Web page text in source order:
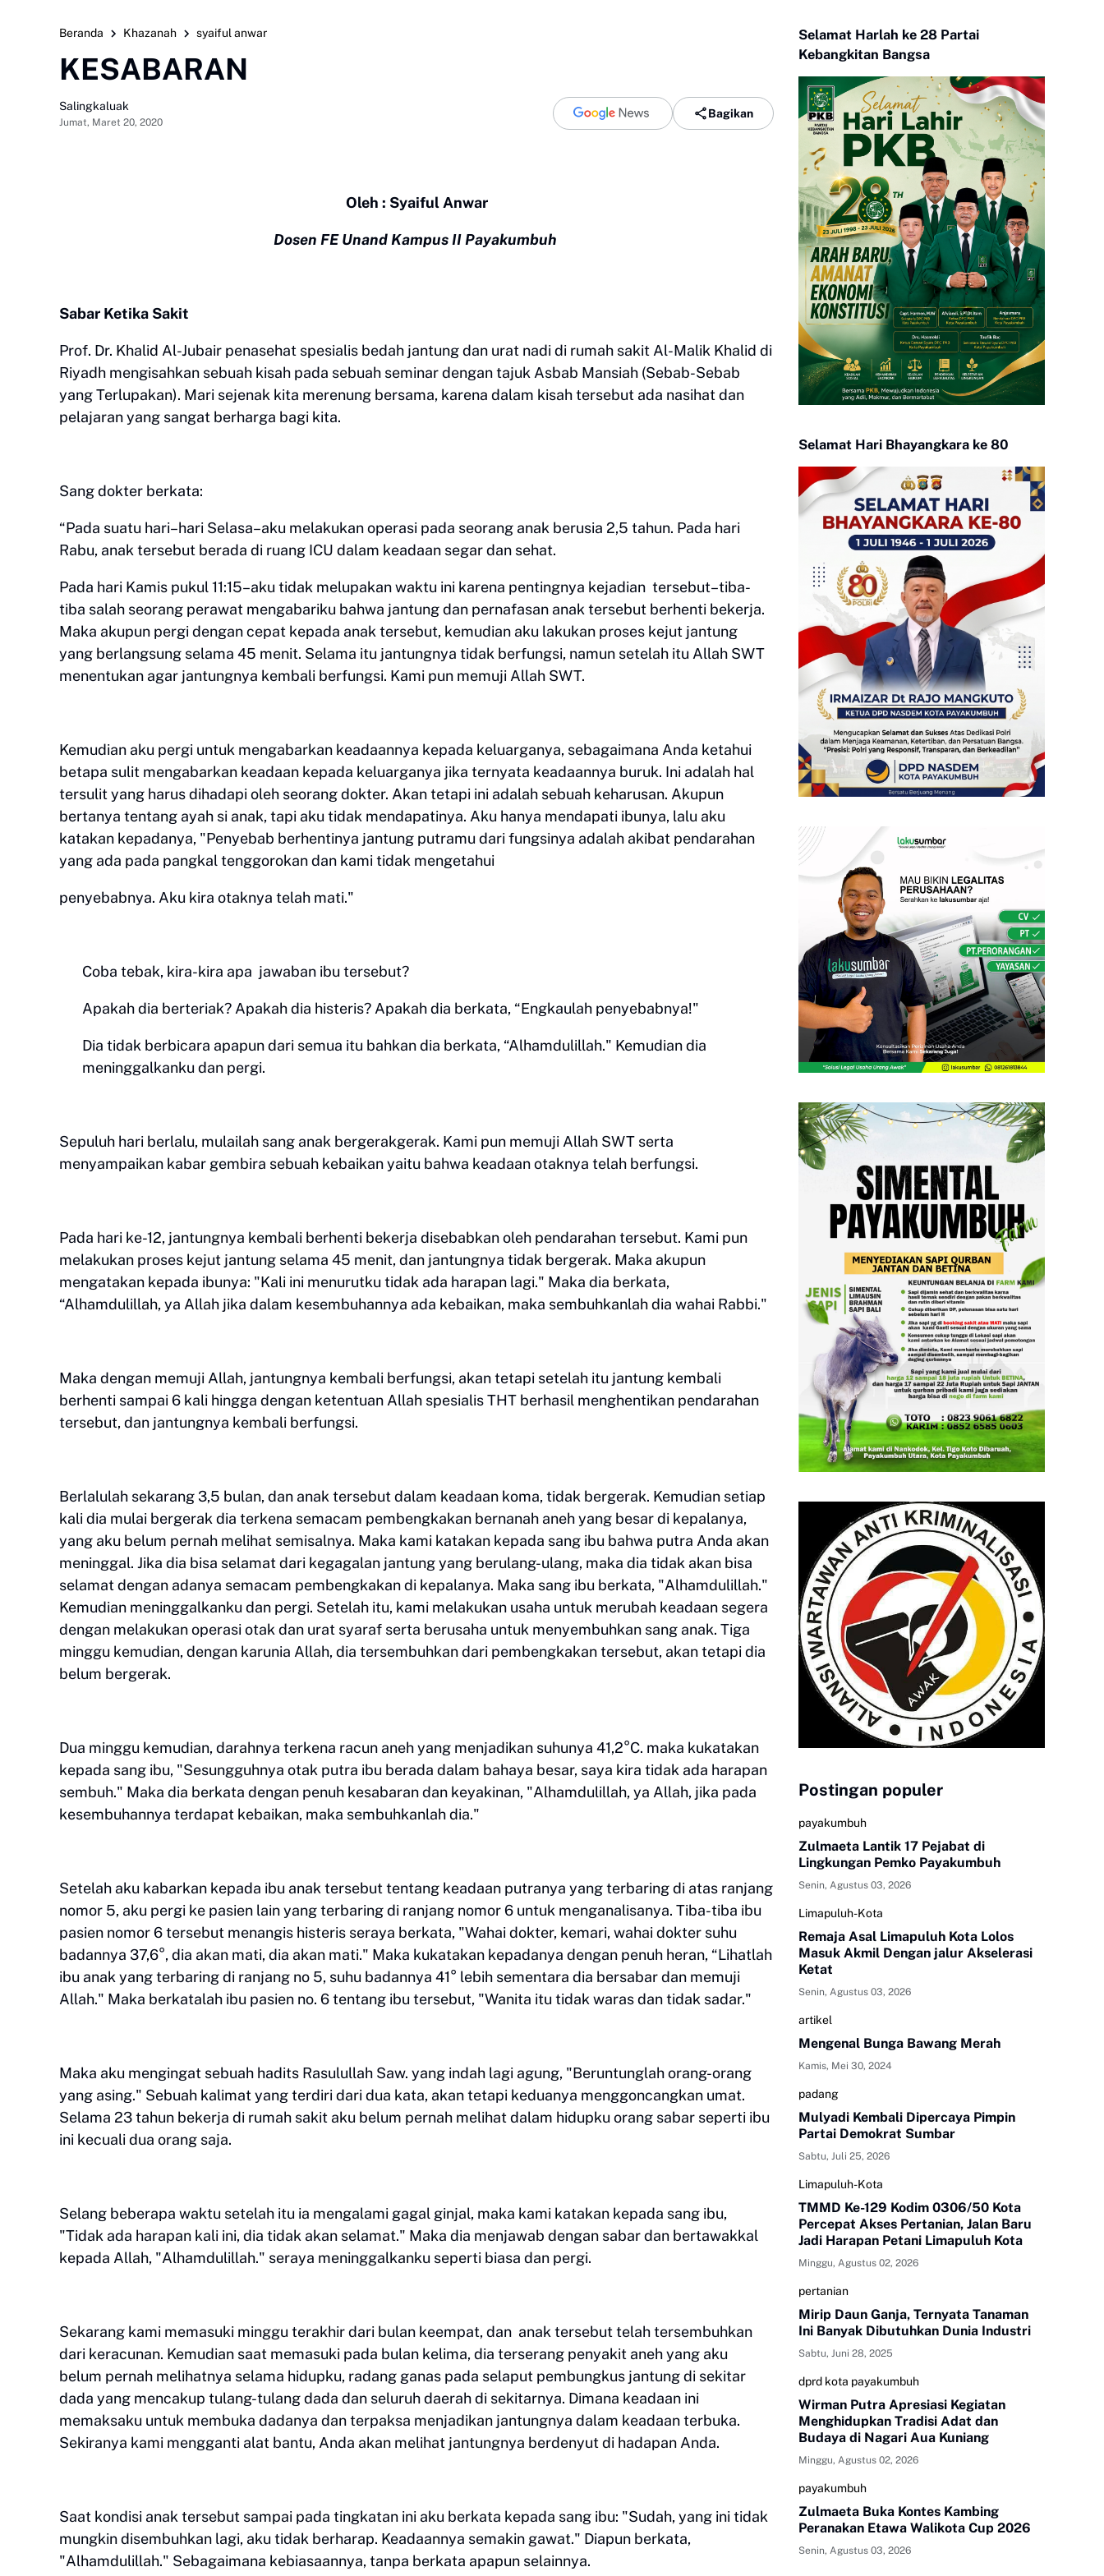
Beranda Khazanah syaiful anwar
KESABARAN
Salingkaluak
Jumat, Maret 20, 2020
Bagikan
Oleh : Syaiful Anwar
Dosen FE Unand Kampus II Payakumbuh
Sabar Ketika Sakit
Prof. Dr. Khalid Al-Jubair penasehat spesialis bedah jantung dan urat nadi di rumah sakit Al-Malik Khalid di
Riyadh mengisahkan sebuah kisah pada sebuah seminar dengan tajuk Asbab Mansiah (Sebab-Sebab
yang Terlupakan). Mari sejenak kita merenung bersama, karena dalam kisah tersebut ada nasihat dan
pelajaran yang sangat berharga bagi kita.
Sang dokter berkata:
“Pada suatu hari–hari Selasa–aku melakukan operasi pada seorang anak berusia 2,5 tahun. Pada hari
Rabu, anak tersebut berada di ruang ICU dalam keadaan segar dan sehat.
Pada hari Kamis pukul 11:15–aku tidak melupakan waktu ini karena pentingnya kejadian tersebut–tiba-
tiba salah seorang perawat mengabariku bahwa jantung dan pernafasan anak tersebut berhenti bekerja.
Maka akupun pergi dengan cepat kepada anak tersebut, kemudian aku lakukan proses kejut jantung
yang berlangsung selama 45 menit. Selama itu jantungnya tidak berfungsi, namun setelah itu Allah SWT
menentukan agar jantungnya kembali berfungsi. Kami pun memuji Allah SWT.
Kemudian aku pergi untuk mengabarkan keadaannya kepada keluarganya, sebagaimana Anda ketahui
betapa sulit mengabarkan keadaan kepada keluarganya jika ternyata keadaannya buruk. Ini adalah hal
tersulit yang harus dihadapi oleh seorang dokter. Akan tetapi ini adalah sebuah keharusan. Akupun
bertanya tentang ayah si anak, tapi aku tidak mendapatinya. Aku hanya mendapati ibunya, lalu aku
katakan kepadanya, "Penyebab berhentinya jantung putramu dari fungsinya adalah akibat pendarahan
yang ada pada pangkal tenggorokan dan kami tidak mengetahui
penyebabnya. Aku kira otaknya telah mati."
Coba tebak, kira-kira apa jawaban ibu tersebut?
Apakah dia berteriak? Apakah dia histeris? Apakah dia berkata, “Engkaulah penyebabnya!"
Dia tidak berbicara apapun dari semua itu bahkan dia berkata, “Alhamdulillah." Kemudian dia
meninggalkanku dan pergi.
Sepuluh hari berlalu, mulailah sang anak bergerakgerak. Kami pun memuji Allah SWT serta
menyampaikan kabar gembira sebuah kebaikan yaitu bahwa keadaan otaknya telah berfungsi.
Pada hari ke-12, jantungnya kembali berhenti bekerja disebabkan oleh pendarahan tersebut. Kami pun
melakukan proses kejut jantung selama 45 menit, dan jantungnya tidak bergerak. Maka akupun
mengatakan kepada ibunya: "Kali ini menurutku tidak ada harapan lagi." Maka dia berkata,
“Alhamdulillah, ya Allah jika dalam kesembuhannya ada kebaikan, maka sembuhkanlah dia wahai Rabbi."
Maka dengan memuji Allah, jantungnya kembali berfungsi, akan tetapi setelah itu jantung kembali
berhenti sampai 6 kali hingga dengan ketentuan Allah spesialis THT berhasil menghentikan pendarahan
tersebut, dan jantungnya kembali berfungsi.
Berlalulah sekarang 3,5 bulan, dan anak tersebut dalam keadaan koma, tidak bergerak. Kemudian setiap
kali dia mulai bergerak dia terkena semacam pembengkakan bernanah aneh yang besar di kepalanya,
yang aku belum pernah melihat semisalnya. Maka kami katakan kepada sang ibu bahwa putra Anda akan
meninggal. Jika dia bisa selamat dari kegagalan jantung yang berulang-ulang, maka dia tidak akan bisa
selamat dengan adanya semacam pembengkakan di kepalanya. Maka sang ibu berkata, "Alhamdulillah."
Kemudian meninggalkanku dan pergi. Setelah itu, kami melakukan usaha untuk merubah keadaan segera
dengan melakukan operasi otak dan urat syaraf serta berusaha untuk menyembuhkan sang anak. Tiga
minggu kemudian, dengan karunia Allah, dia tersembuhkan dari pembengkakan tersebut, akan tetapi dia
belum bergerak.
Dua minggu kemudian, darahnya terkena racun aneh yang menjadikan suhunya 41,2°C. maka kukatakan
kepada sang ibu, "Sesungguhnya otak putra ibu berada dalam bahaya besar, saya kira tidak ada harapan
sembuh." Maka dia berkata dengan penuh kesabaran dan keyakinan, "Alhamdulillah, ya Allah, jika pada
kesembuhannya terdapat kebaikan, maka sembuhkanlah dia."
Setelah aku kabarkan kepada ibu anak tersebut tentang keadaan putranya yang terbaring di atas ranjang
nomor 5, aku pergi ke pasien lain yang terbaring di ranjang nomor 6 untuk menganalisanya. Tiba-tiba ibu
pasien nomor 6 tersebut menangis histeris seraya berkata, "Wahai dokter, kemari, wahai dokter suhu
badannya 37,6°, dia akan mati, dia akan mati." Maka kukatakan kepadanya dengan penuh heran, “Lihatlah
ibu anak yang terbaring di ranjang no 5, suhu badannya 41° lebih sementara dia bersabar dan memuji
Allah." Maka berkatalah ibu pasien no. 6 tentang ibu tersebut, "Wanita itu tidak waras dan tidak sadar."
Maka aku mengingat sebuah hadits Rasulullah Saw. yang indah lagi agung, "Beruntunglah orang-orang
yang asing." Sebuah kalimat yang terdiri dari dua kata, akan tetapi keduanya menggoncangkan umat.
Selama 23 tahun bekerja di rumah sakit aku belum pernah melihat dalam hidupku orang sabar seperti ibu
ini kecuali dua orang saja.
Selang beberapa waktu setelah itu ia mengalami gagal ginjal, maka kami katakan kepada sang ibu,
"Tidak ada harapan kali ini, dia tidak akan selamat." Maka dia menjawab dengan sabar dan bertawakkal
kepada Allah, "Alhamdulillah." seraya meninggalkanku seperti biasa dan pergi.
Sekarang kami memasuki minggu terakhir dari bulan keempat, dan anak tersebut telah tersembuhkan
dari keracunan. Kemudian saat memasuki pada bulan kelima, dia terserang penyakit aneh yang aku
belum pernah melihatnya selama hidupku, radang ganas pada selaput pembungkus jantung di sekitar
dada yang mencakup tulang-tulang dada dan seluruh daerah di sekitarnya. Dimana keadaan ini
memaksaku untuk membuka dadanya dan terpaksa menjadikan jantungnya dalam keadaan terbuka.
Sekiranya kami mengganti alat bantu, Anda akan melihat jantungnya berdenyut di hadapan Anda.
Saat kondisi anak tersebut sampai pada tingkatan ini aku berkata kepada sang ibu: "Sudah, yang ini tidak
mungkin disembuhkan lagi, aku tidak berharap. Keadaannya semakin gawat." Diapun berkata,
"Alhamdulillah." Sebagaimana kebiasaannya, tanpa berkata apapun selainnya.
Selamat Harlah ke 28 Partai
Kebangkitan Bangsa
Selamat Hari Bhayangkara ke 80
Postingan populer
payakumbuh
Zulmaeta Lantik 17 Pejabat di
Lingkungan Pemko Payakumbuh
Senin, Agustus 03, 2026
Limapuluh-Kota
Remaja Asal Limapuluh Kota Lolos
Masuk Akmil Dengan jalur Akselerasi
Ketat
Senin, Agustus 03, 2026
artikel
Mengenal Bunga Bawang Merah
Kamis, Mei 30, 2024
padang
Mulyadi Kembali Dipercaya Pimpin
Partai Demokrat Sumbar
Sabtu, Juli 25, 2026
Limapuluh-Kota
TMMD Ke-129 Kodim 0306/50 Kota
Percepat Akses Pertanian, Jalan Baru
Jadi Harapan Petani Limapuluh Kota
Minggu, Agustus 02, 2026
pertanian
Mirip Daun Ganja, Ternyata Tanaman
Ini Banyak Dibutuhkan Dunia Industri
Sabtu, Juni 28, 2025
dprd kota payakumbuh
Wirman Putra Apresiasi Kegiatan
Menghidupkan Tradisi Adat dan
Budaya di Nagari Aua Kuniang
Minggu, Agustus 02, 2026
payakumbuh
Zulmaeta Buka Kontes Kambing
Peranakan Etawa Walikota Cup 2026
Senin, Agustus 03, 2026